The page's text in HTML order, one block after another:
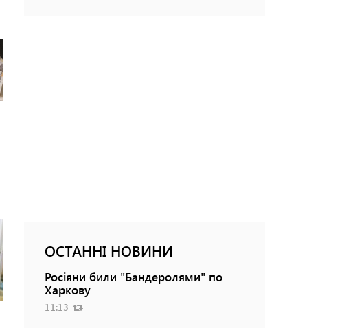
ОСТАННІ НОВИНИ
Росіяни били "Бандеролями" по
Харкову
11:13